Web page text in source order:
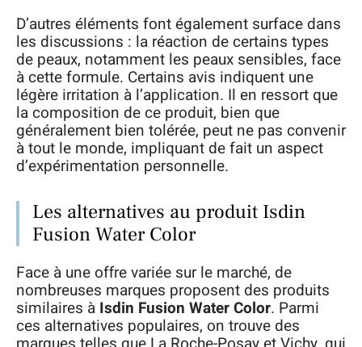
D’autres éléments font également surface dans
les discussions : la réaction de certains types
de peaux, notamment les peaux sensibles, face
à cette formule. Certains avis indiquent une
légère irritation à l’application. Il en ressort que
la composition de ce produit, bien que
généralement bien tolérée, peut ne pas convenir
à tout le monde, impliquant de fait un aspect
d’expérimentation personnelle.
Les alternatives au produit Isdin
Fusion Water Color
Face à une offre variée sur le marché, de
nombreuses marques proposent des produits
similaires à Isdin Fusion Water Color. Parmi
ces alternatives populaires, on trouve des